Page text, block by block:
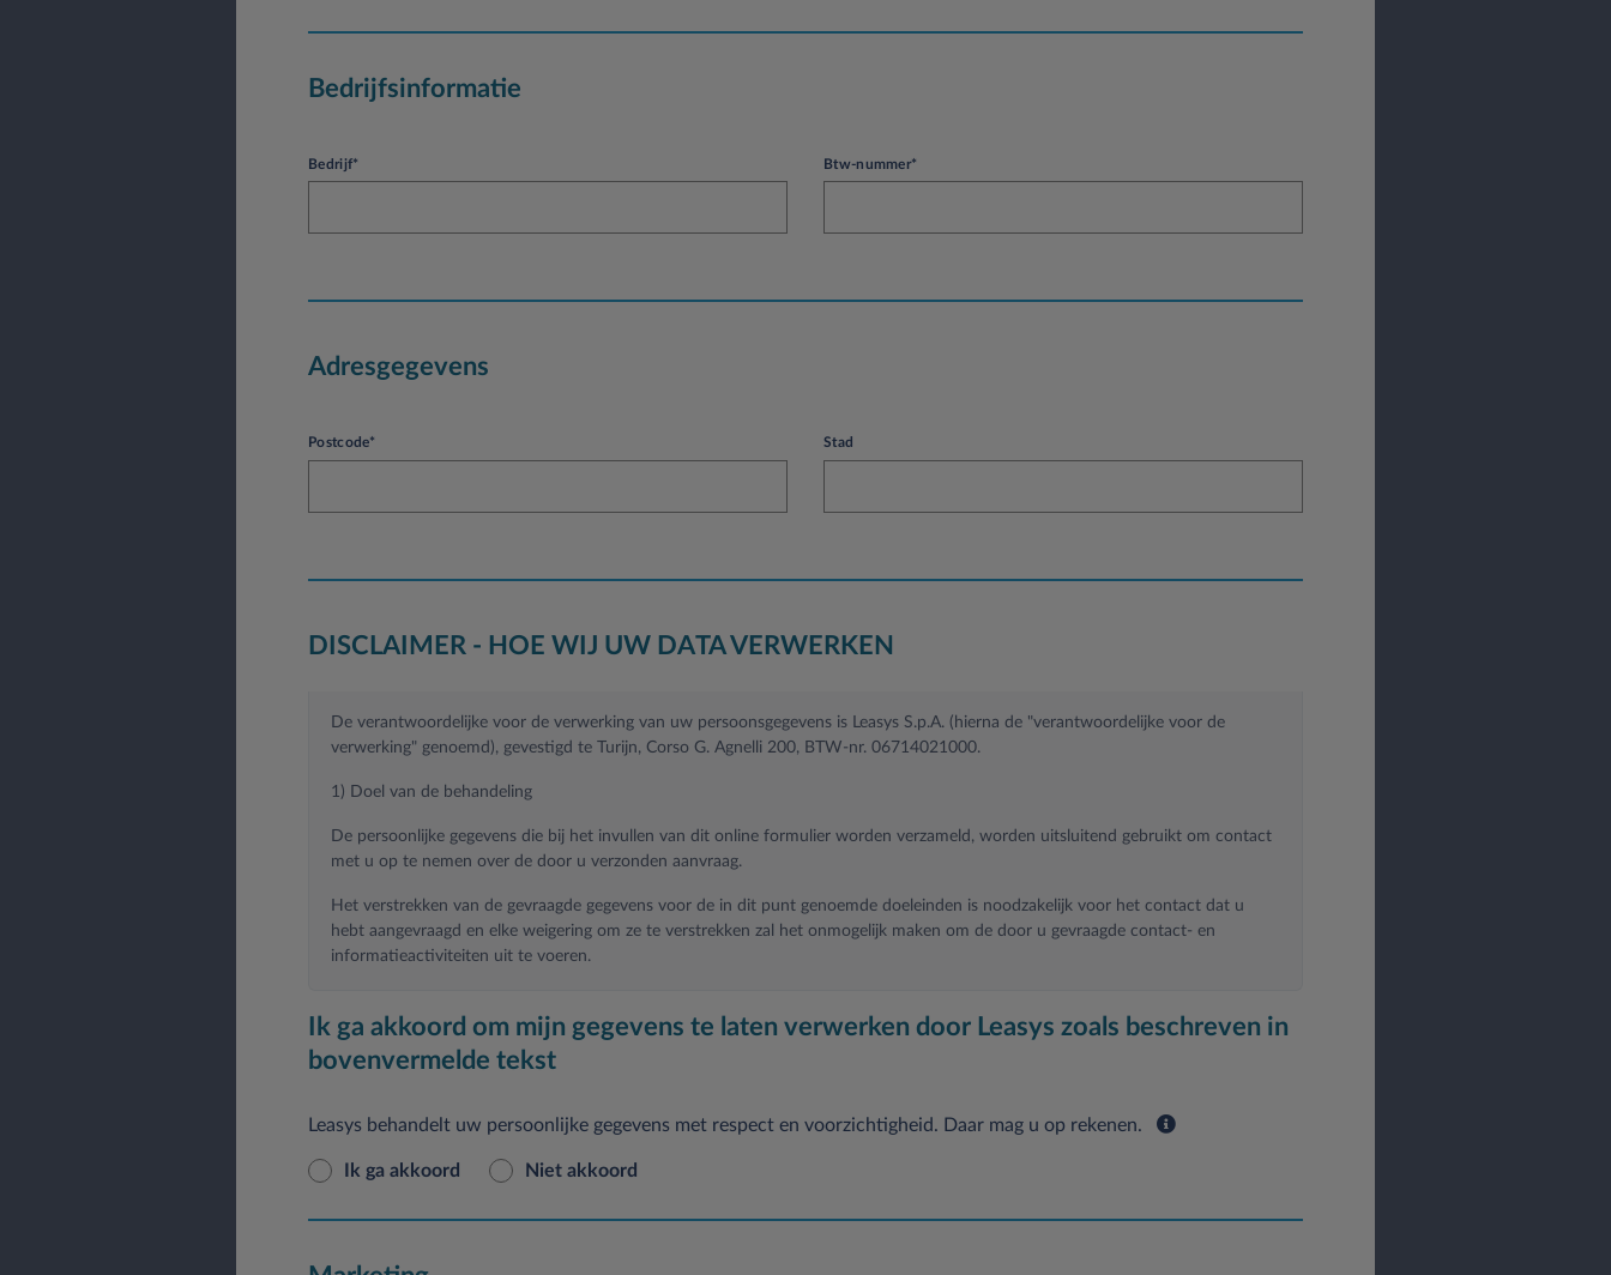
Bedrijfsinformatie
Bedrijf* Btw-nummer*
Adresgegevens
Postcode* Stad
DISCLAIMER - HOE WIJ UW DATA VERWERKEN
De verantwoordelijke voor de verwerking van uw persoonsgegevens is Leasys S.p.A. (hierna de "verantwoordelijke voor de
verwerking" genoemd), gevestigd te Turijn, Corso G. Agnelli 200, BTW-nr. 06714021000.
1) Doel van de behandeling
De persoonlijke gegevens die bij het invullen van dit online formulier worden verzameld, worden uitsluitend gebruikt om contact
met u op te nemen over de door u verzonden aanvraag.
Het verstrekken van de gevraagde gegevens voor de in dit punt genoemde doeleinden is noodzakelijk voor het contact dat u
hebt aangevraagd en elke weigering om ze te verstrekken zal het onmogelijk maken om de door u gevraagde contact- en
informatieactiviteiten uit te voeren.
1.A) promoties ontvangen met betrekking tot de verschillende soorten producten van Leasys S.p.A.
Deze behandeling omvat traditionele en onconventionele marketing, telemarketing, commerciële informatie, het verzenden van
Ik ga akkoord om mijn gegevens te laten verwerken door Leasys zoals beschreven in
bovenvermelde tekst
Leasys behandelt uw persoonlijke gegevens met respect en voorzichtigheid. Daar mag u op rekenen.
Ik ga akkoord Niet akkoord